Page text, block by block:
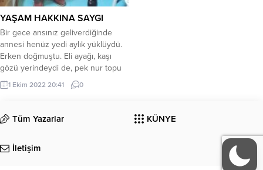
YAŞAM HAKKINA SAYGI
Bir gece ansınız geliverdiğinde
annesi henüz yedi aylık yüklüydü.
Erken doğmuştu. Eli ayağı, kaşı
gözü yerindeydi de, pek nur topu
gibi sayılmazdı. Elinize aldığınızda
üst taraftan başı alt taraftan ayakları
işte. “Fazla yaşamaz bu!” deyip,
babasını defin malzemeleri almaya
koymak...
1 Ekim 2022 20:41 0
Tüm Yazarlar KÜNYE
İletişim